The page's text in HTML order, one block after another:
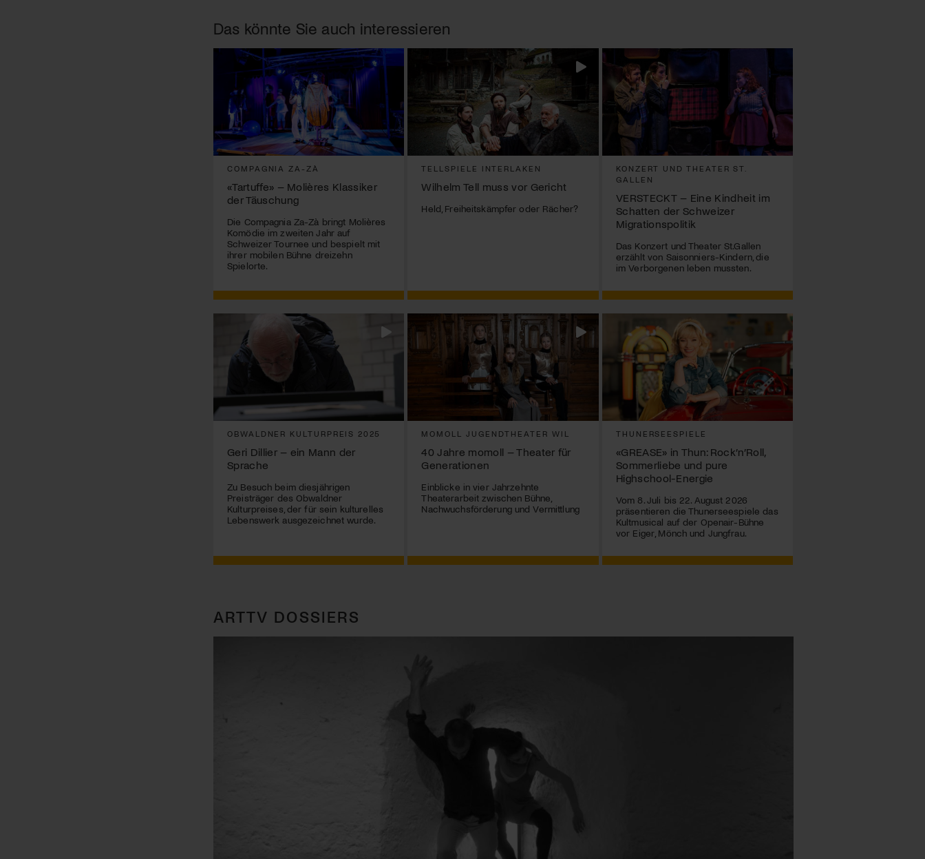
Das könnte Sie auch interessieren
COMPAGNIA ZA-ZÀ
«Tartuffe» – Molières Klassiker
der Täuschung
Die Compagnia Za-Zà bringt Molières
Komödie im zweiten Jahr auf
Schweizer Tournee und bespielt mit
ihrer mobilen Bühne dreizehn
Spielorte.
TELLSPIELE INTERLAKEN
Wilhelm Tell muss vor Gericht
Held, Freiheitskämpfer oder Rächer?
KONZERT UND THEATER ST.
GALLEN
VERSTECKT – Eine Kindheit im
Schatten der Schweizer
Migrationspolitik
Das Konzert und Theater St.Gallen
erzählt von Saisonniers-Kindern, die
im Verborgenen leben mussten.
OBWALDNER KULTURPREIS 2025
Geri Dillier – ein Mann der
Sprache
Zu Besuch beim diesjährigen
Preisträger des Obwaldner
Kulturpreises, der für sein kulturelles
Lebenswerk ausgezeichnet wurde.
MOMOLL JUGENDTHEATER WIL
40 Jahre momoll – Theater für
Generationen
Einblicke in vier Jahrzehnte
Theaterarbeit zwischen Bühne,
Nachwuchsförderung und Vermittlung
THUNERSEESPIELE
«GREASE» in Thun: Rock’n’Roll,
Sommerliebe und pure
Highschool-Energie
Vom 8. Juli bis 22. August 2026
präsentieren die Thunerseespiele das
Kultmusical auf der Openair-Bühne
vor Eiger, Mönch und Jungfrau.
ARTTV DOSSIERS